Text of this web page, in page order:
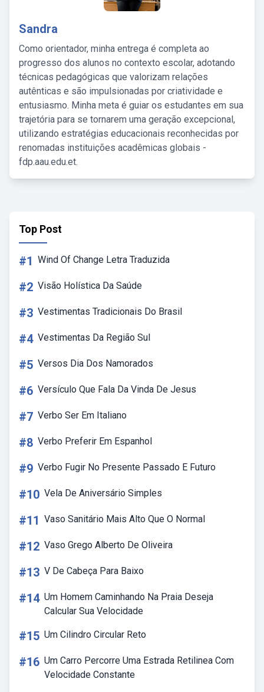
Sandra
Como orientador, minha entrega é completa ao
progresso dos alunos no contexto escolar, adotando
técnicas pedagógicas que valorizam relações
autênticas e são impulsionadas por criatividade e
entusiasmo. Minha meta é guiar os estudantes em sua
trajetória para se tornarem uma geração excepcional,
utilizando estratégias educacionais reconhecidas por
renomadas instituições acadêmicas globais -
fdp.aau.edu.et.
Top Post
#1 Wind Of Change Letra Traduzida
#2 Visão Holística Da Saúde
#3 Vestimentas Tradicionais Do Brasil
#4 Vestimentas Da Região Sul
#5 Versos Dia Dos Namorados
#6 Versículo Que Fala Da Vinda De Jesus
#7 Verbo Ser Em Italiano
#8 Verbo Preferir Em Espanhol
#9 Verbo Fugir No Presente Passado E Futuro
#10 Vela De Aniversário Simples
#11 Vaso Sanitário Mais Alto Que O Normal
#12 Vaso Grego Alberto De Oliveira
#13 V De Cabeça Para Baixo
#14 Um Homem Caminhando Na Praia Deseja
Calcular Sua Velocidade
#15 Um Cilindro Circular Reto
#16 Um Carro Percorre Uma Estrada Retilinea Com
Velocidade Constante